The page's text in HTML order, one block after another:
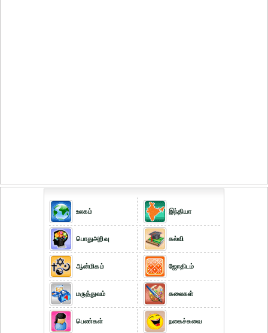
உலகம்
பொதுஅறிவு
ஆன்மிகம்
மருத்துவம்
பெண்கள்
இந்தியா
கல்வி
ஜோதிடம்
கலைகள்
நகைச்சுவை